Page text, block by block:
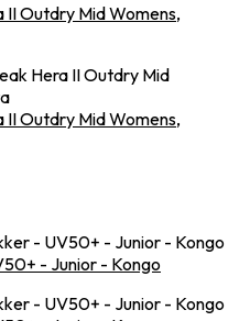
Outdry Mid Womens,
Outdry Mid Womens,
- Junior - Kongo